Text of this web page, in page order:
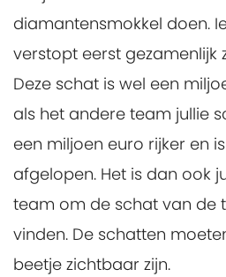
diamantensmokkel doen.
verstopt eerst gezamenlijk
Deze schat is wel een
als het andere team jullie
een miljoen euro rijker en
afgelopen. Het is dan ook
team om de schat van de
vinden. De schatten
beetje zichtbaar zijn.